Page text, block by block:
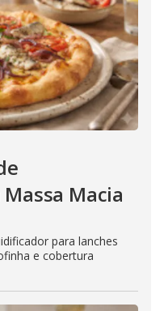
Macia
para lanches
e cobertura